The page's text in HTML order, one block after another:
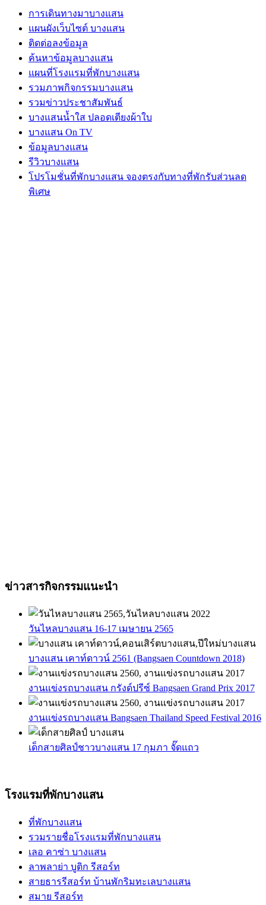
การเดินทางมาบางแสน
แผนผังเว็บไซต์ บางแสน
ติดต่อลงข้อมูล
ค้นหาข้อมูลบางแสน
แผนที่โรงแรมที่พักบางแสน
รวมภาพกิจกรรมบางแสน
รวมข่าวประชาสัมพันธ์
บางแสนน้ำใส ปลอดเตียงผ้าใบ
บางแสน On TV
ข้อมูลบางแสน
รีวิวบางแสน
โปรโมชั่นที่พักบางแสน จองตรงกับทางที่พักรับส่วนลด
พิเศษ
ข่าวสารกิจกรรมแนะนำ
วันไหลบางแสน 16-17 เมษายน 2565
บางแสน เคาท์ดาวน์ 2561 (Bangsaen Countdown 2018)
งานแข่งรถบางแสน กรังด์ปรีซ์ Bangsaen Grand Prix 2017
งานแข่งรถบางแสน Bangsaen Thailand Speed Festival 2016
เด็กสายศิลป์ชาวบางแสน 17 กุมภา จั๊ดแถว
โรงแรมที่พักบางแสน
ที่พักบางแสน
รวมรายชื่อโรงแรมที่พักบางแสน
เลอ คาซ่า บางแสน
ลาพลาย่า บูติก รีสอร์ท
สายธารรีสอร์ท บ้านพักริมทะเลบางแสน
สมาย รีสอร์ท